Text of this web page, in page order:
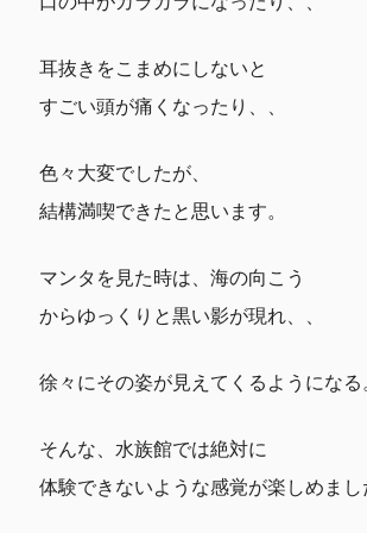
耳抜きをこまめにしないと
すごい頭が痛くなったり、、
色々大変でしたが、
結構満喫できたと思います。
マンタを見た時は、海の向こう
からゆっくりと黒い影が現れ、、
徐々にその姿が見えてくるようになる
そんな、水族館では絶対に
体験できないような感覚が楽しめまし